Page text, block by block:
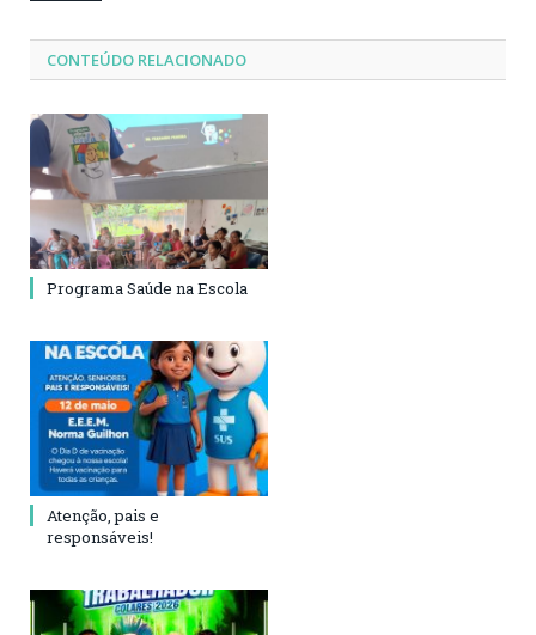
CONTEÚDO RELACIONADO
Programa Saúde na Escola
Atenção, pais e
responsáveis!